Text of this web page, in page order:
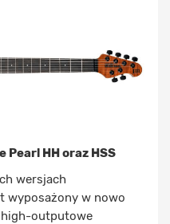
Pearl HH oraz HSS
wersjach
wyposażony w nowo
outputowe